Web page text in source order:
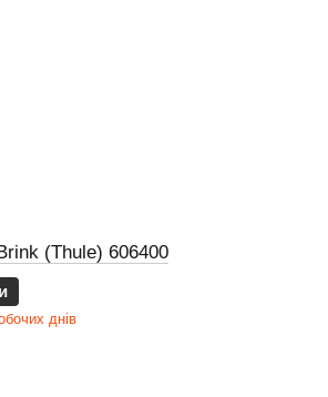
(Thule) 606400
днів